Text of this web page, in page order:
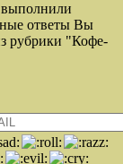
ответы Вы
рубрики "Кофе-